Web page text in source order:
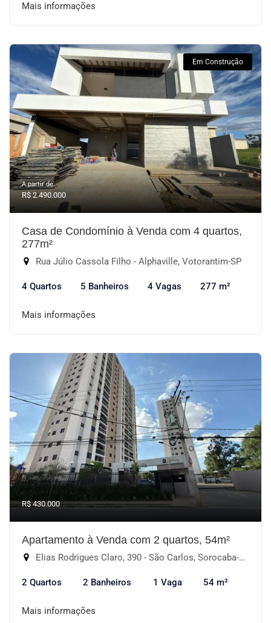
Mais informações
Em Construção
A partir de:
R$ 2.490.000
Casa de Condomínio à Venda com 4 quartos,
277m²
Rua Júlio Cassola Filho - Alphaville, Votorantim-SP
4 Quartos 5 Banheiros 4 Vagas 277 m²
Mais informações
R$ 430.000
Apartamento à Venda com 2 quartos, 54m²
Elias Rodrigues Claro, 390 - São Carlos, Sorocaba-SP
2 Quartos 2 Banheiros 1 Vaga 54 m²
Mais informações